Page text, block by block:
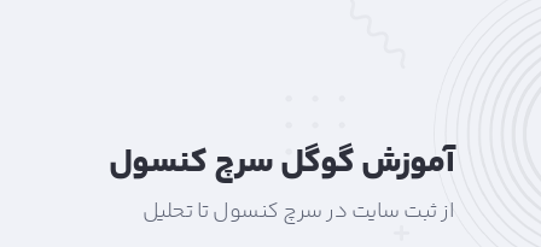
آموزش گوگل سرچ کنسول
از ثبت سایت در سرچ کنسول تا تحلیل